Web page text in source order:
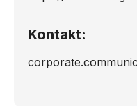
Kontakt: